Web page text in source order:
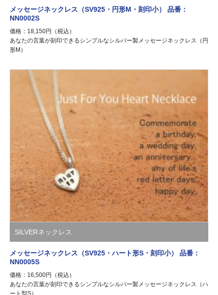
NN0002S
価格：18,150円（税込）
あなたの言葉が刻印できるシンプルなシルバー製メッセージネックレス（円
形M）
SILVERネックレス
NN0005S
価格：16,500円（税込）
あなたの言葉が刻印できるシンプルなシルバー製メッセージネックレス（ハ
ート型S）